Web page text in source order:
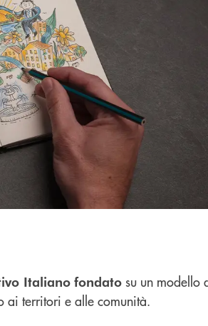
Italiano fondato su un modello
ai territori e alle comunità.